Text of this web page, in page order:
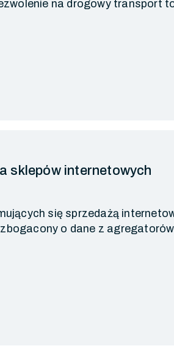
na drogowy transport
sklepów internetowych
się sprzedażą
o dane z